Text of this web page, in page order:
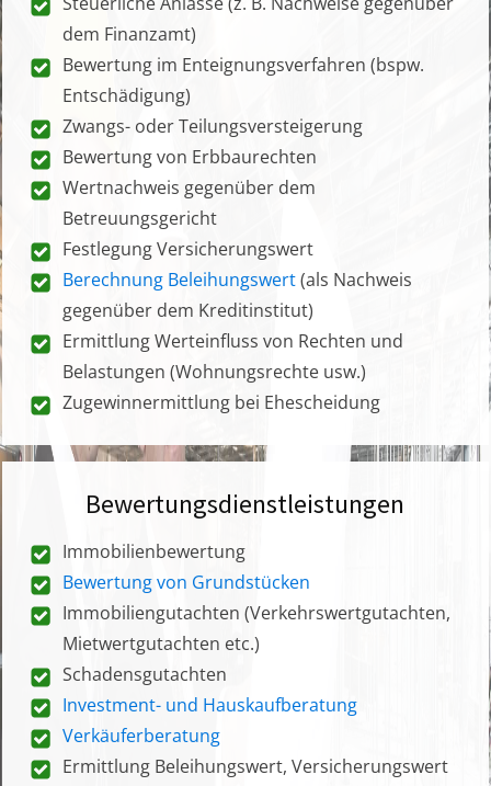
dem Finanzamt)
Bewertung im Enteignungsverfahren (bspw.
Entschädigung)
Zwangs- oder Teilungsversteigerung
Bewertung von Erbbaurechten
Wertnachweis gegenüber dem
Betreuungsgericht
Festlegung Versicherungswert
Berechnung Beleihungswert(als Nachweis
gegenüber dem Kreditinstitut)
Ermittlung Werteinfluss von Rechten und
Belastungen (Wohnungsrechte usw.)
Zugewinnermittlung bei Ehescheidung
Bewertungsdienstleistungen
Immobilienbewertung
Bewertung von Grundstücken
Immobiliengutachten (Verkehrswertgutachten,
Mietwertgutachten etc.)
Schadensgutachten
Investment- und Hauskaufberatung
Verkäuferberatung
Ermittlung Beleihungswert, Versicherungswert